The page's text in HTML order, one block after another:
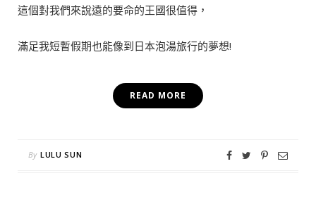
這個對我們來說遠的要命的王國很值得，
滿足我短暫假期也能像到日本泡湯旅行的夢想!
READ MORE
By LULU SUN